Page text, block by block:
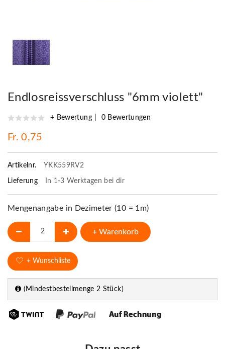
Endlosreissverschluss "6mm violett"
+ Bewertung 0 Bewertungen
Fr. 0,75
Artikelnr. YKK559RV2
Lieferung In 1-3 Werktagen bei dir
Mengenangabe in Dezimeter (10 = 1m)
+ Warenkorb
+ Wunschliste
(Mindestbestellmenge 2 Stück)